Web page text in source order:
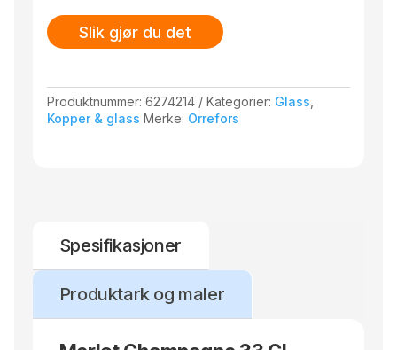
Slik gjør du det
Produktnummer:6274214 Kategorier: Glass
Kopper & glass Merke: Orrefors
Spesifikasjoner
Produktark og maler